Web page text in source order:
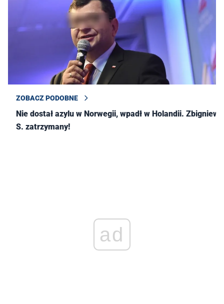
ZOBACZ PODOBNE
Nie dostał azylu w Norwegii, wpadł w Holandii. Zbigniew
S. zatrzymany!
ad